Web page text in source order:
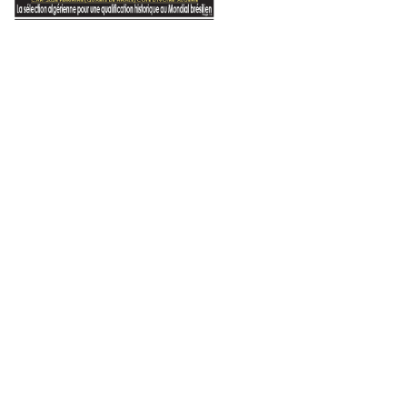
homicide et tentative d’homicide volontaires